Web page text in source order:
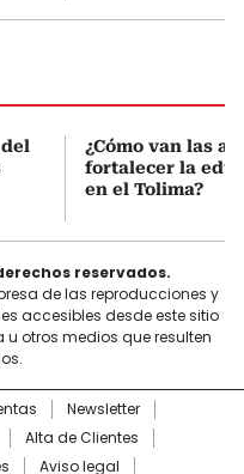
¿Cómo van las
fortalecer la
en el Tolima?
reservados.
de las reproducciones y
accesibles desde este sitio
otros medios que resulten
Newsletter
Alta de Clientes
Aviso legal